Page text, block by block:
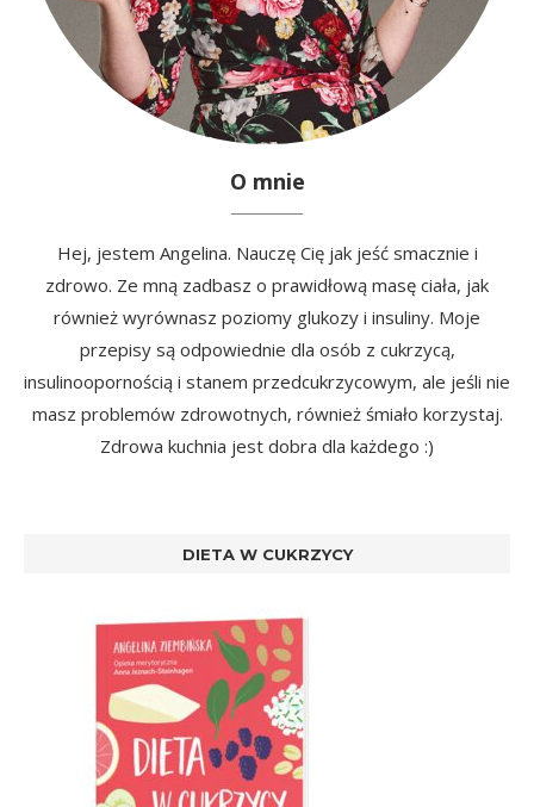
O mnie
Hej, jestem Angelina. Nauczę Cię jak jeść smacznie i
zdrowo. Ze mną zadbasz o prawidłową masę ciała, jak
również wyrównasz poziomy glukozy i insuliny. Moje
przepisy są odpowiednie dla osób z cukrzycą,
insulinoopornością i stanem przedcukrzycowym, ale jeśli nie
masz problemów zdrowotnych, również śmiało korzystaj.
Zdrowa kuchnia jest dobra dla każdego :)
DIETA W CUKRZYCY